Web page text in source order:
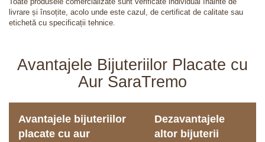
livrare și însoțite, acolo unde este cazul, de certificat de calitate sau
etichetă cu specificații tehnice.
Avantajele Bijuteriilor Placate cu
Aur SaraTremo
Avantajele bijuteriilor
placate cu aur
Dezavantajele
altor bijuterii